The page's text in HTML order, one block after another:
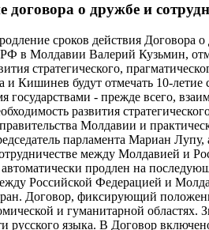
договора о дружбе и
сроков действия Договора
в Молдавии Валерий Кузьмин,
стратегического,
и Кишинев будут отмечать 10-
- прежде всего,
развития
Молдавии и
парламента Мариан
между Молдавией и
продлен на
Российской Федерацией и
Договор, фиксирующий
и гуманитарной
русского языка. В Договор